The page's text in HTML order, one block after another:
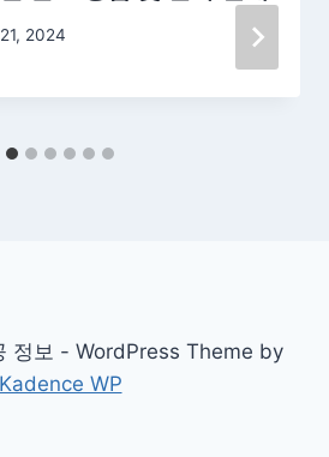
2024
정보 - WordPress Theme by
Kadence WP